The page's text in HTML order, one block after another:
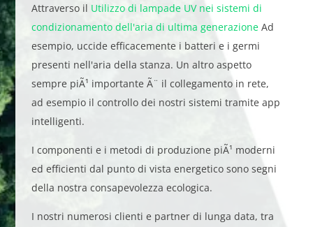
Attraverso il Utilizzo di lampade UV nei sistemi di
condizionamento dell'aria di ultima generazioneAd
esempio, uccide efficacemente i batteri e i germi
presenti nell'aria della stanza. Un altro aspetto
sempre piÃ¹ importante Ã¨ il collegamento in rete,
ad esempio il controllo dei nostri sistemi tramite app
intelligenti.
I componenti e i metodi di produzione piÃ¹ moderni
ed efficienti dal punto di vista energetico sono segni
della nostra consapevolezza ecologica.
I nostri numerosi clienti e partner di lunga data, tra